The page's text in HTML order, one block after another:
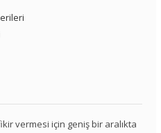
vermesi için geniş bir aralıkta